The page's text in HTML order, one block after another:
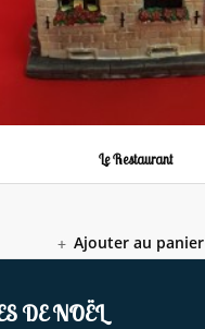
Le Restaurant
Ajouter au panier
DE NOËL